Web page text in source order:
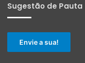
Sugestão de Pauta
Envie a sua!